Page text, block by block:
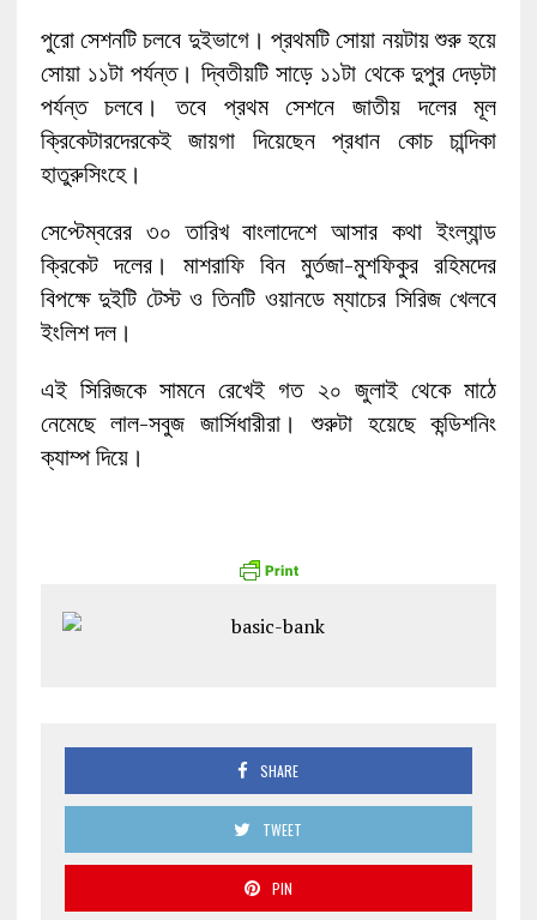
পুরো সেশনটি চলবে দুইভাগে। প্রথমটি সোয়া নয়টায় শুরু হয়ে
সোয়া ১১টা পর্যন্ত। দ্বিতীয়টি সাড়ে ১১টা থেকে দুপুর দেড়টা
পর্যন্ত চলবে। তবে প্রথম সেশনে জাতীয় দলের মূল
ক্রিকেটারদেরকেই জায়গা দিয়েছেন প্রধান কোচ চান্দিকা
হাতুরুসিংহে।
সেপ্টেম্বরের ৩০ তারিখ বাংলাদেশে আসার কথা ইংল্যান্ড
ক্রিকেট দলের। মাশরাফি বিন মুর্তজা-মুশফিকুর রহিমদের
বিপক্ষে দুইটি টেস্ট ও তিনটি ওয়ানডে ম্যাচের সিরিজ খেলবে
ইংলিশ দল।
এই সিরিজকে সামনে রেখেই গত ২০ জুলাই থেকে মাঠে
নেমেছে লাল-সবুজ জার্সিধারীরা। শুরুটা হয়েছে কন্ডিশনিং
ক্যাম্প দিয়ে।
SHARE
TWEET
PIN